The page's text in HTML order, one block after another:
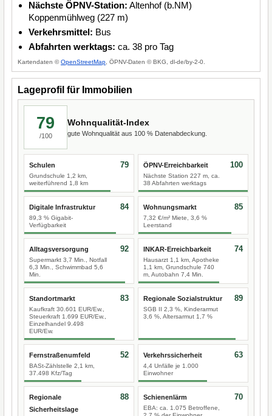
Nächste ÖPNV-Station: Altenhof (b.NM)
Koppenmühlweg (227 m)
Verkehrsmittel: Bus
Abfahrten werktags: ca. 38 pro Tag
Kartendaten ©OpenStreetMap , ÖPNV-Daten © BKG, dl-de/by-2-0.
Lageprofil für Immobilien
79
/100
Wohnqualität-Index
gute Wohnqualität aus 100 % Datenabdeckung.
Schulen
Grundschule 1,2 km,
weiterführend 1,8 km
79 ÖPNV-Erreichbarkeit
Nächste Station 227 m, ca.
38 Abfahrten werktags
100
Digitale Infrastruktur
89,3 % Gigabit-
Verfügbarkeit
84 Wohnungsmarkt
7,32 €/m² Miete, 3,6 %
Leerstand
85
Alltagsversorgung
Supermarkt 3,7 Min., Notfall
6,3 Min., Schwimmbad 5,6
Min.
92 INKAR-Erreichbarkeit
Hausarzt 1,1 km, Apotheke
1,1 km, Grundschule 740
m, Autobahn 7,4 Min.
74
Standortmarkt
Kaufkraft 30.601 EUR/Ew.,
Steuerkraft 1.699 EUR/Ew.,
Einzelhandel 9.498
EUR/Ew.
83 Regionale Sozialstruktur
SGB II 2,3 %, Kinderarmut
3,6 %, Altersarmut 1,7 %
89
Fernstraßenumfeld
BASt-Zählstelle 2,1 km,
37.498 Kfz/Tag
52 Verkehrssicherheit
4,4 Unfälle je 1.000
Einwohner
63
Regionale
Sicherheitslage
88 Schienenlärm
EBA: ca. 1.075 Betroffene,
70